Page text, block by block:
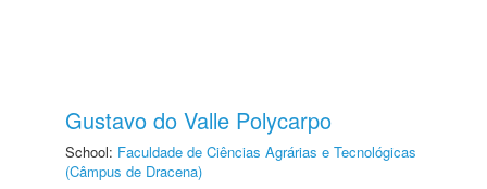
Gustavo do Valle Polycarpo
School: Faculdade de Ciências Agrárias e Tecnológicas
(Câmpus de Dracena)